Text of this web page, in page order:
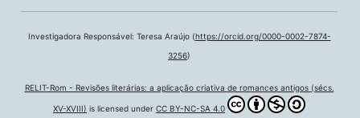
Investigadora Responsável: Teresa Araújo (https://orcid.org/0000-0002-7874-
3256)
RELIT-Rom - Revisões literárias: a aplicação criativa de romances antigos (sécs.
XV-XVIII) is licensed under CC BY-NC-SA 4.0